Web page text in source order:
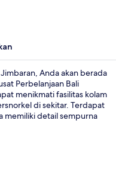
Anda akan berada
Perbelanjaan Bali
menikmati fasilitas kolam
di sekitar. Terdapat
memiliki detail sempurna